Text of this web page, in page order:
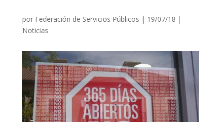
por Federación de Servicios Públicos | 19/07/18 |
Noticias